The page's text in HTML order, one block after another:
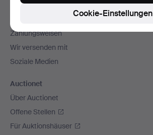
Kontakt mit dem Support aufnehmen
Zahlungsweisen
Wir versenden mit
Soziale Medien
Auctionet
Über Auctionet
Offene Stellen
Für Auktionshäuser
Cookie-Einstellungen